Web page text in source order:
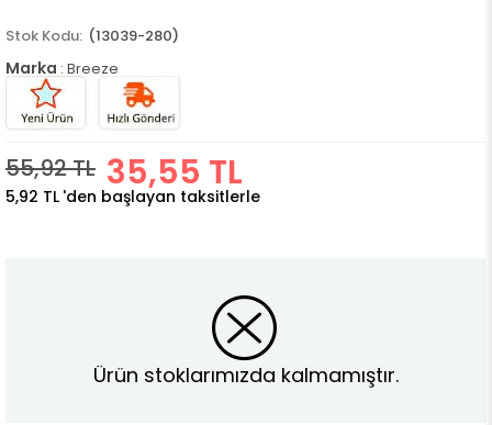
(13039-280)
Marka : Breeze
55,92 TL 35,55 TL
5,92 TL 'den başlayan taksitlerle
Ürün stoklarımızda kalmamıştır.